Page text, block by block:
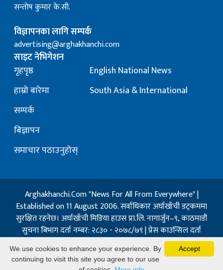
सन्तोष कुमार के.सी.
विज्ञापनका लागि सम्पर्क
advertising@arghakhanchi.com
साइट नेभिगेशन
गृहपृष्ठ
हाम्रो बारेमा
सम्पर्क
बिज्ञापन
समाचार पठाउनुहोस्
English National News
South Asia & International
Arghakhanchi.Com "News For All From Everywhere" |
Established on 11 August 2006. सर्वाधिकार अर्घाखाँची डट्कममा
सुरक्षित रहनेछ। अर्घाखाँची मिडिया हाउस प्रा.लि. नागार्जुन–९, काठमाडौं
सुचना बिभाग दर्ता नम्बर: २८३० - २०७८/७९ | प्रेस काउन्सिल दर्ता
नम्बर: १३२ / २०७३-०४-२१ | जिप्रका सि- नम्बर: ७, दर्ता नम्बर
७-०६७-६८
Powered By:Best Nepal
Accept
We use cookies to enhance your experience. By
continuing to visit this site you agree to our use